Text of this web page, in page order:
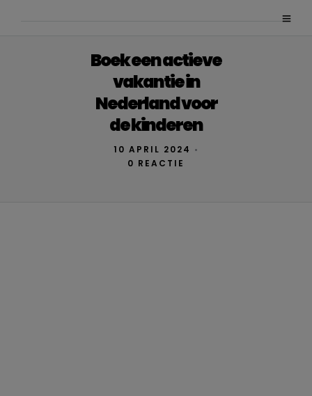
Boek een actieve
vakantie in
Nederland voor
de kinderen
10 APRIL 2024 •
0 REACTIE